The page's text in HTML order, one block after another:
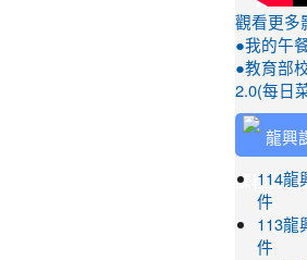
觀看更多
●我的午
●教育部
2.0(每日
課程計畫
114龍
件
113龍
件